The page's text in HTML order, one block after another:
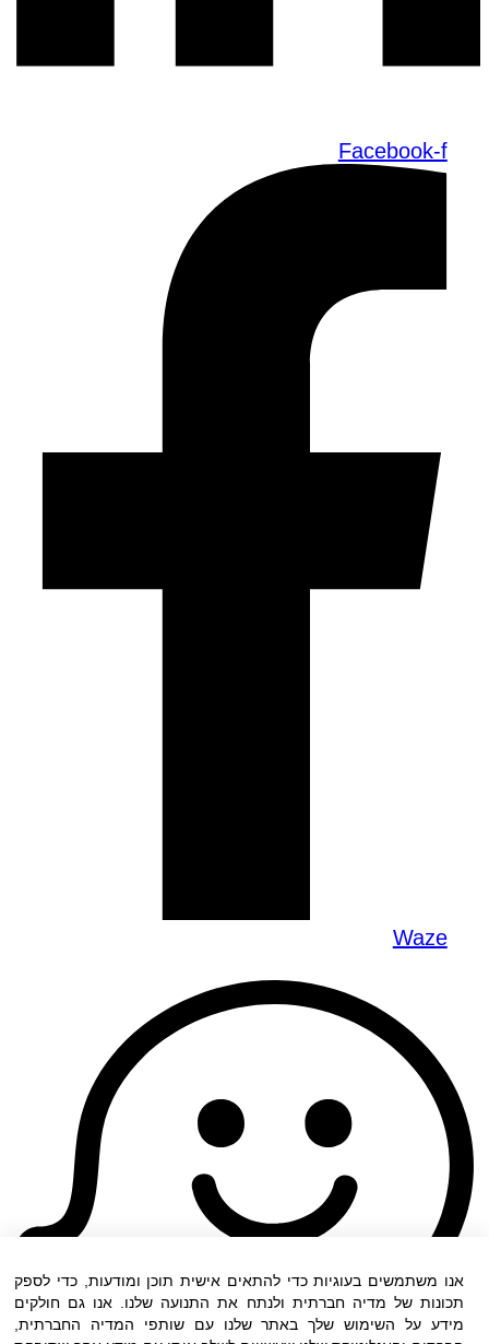
Facebook-f
Waze
אנו משתמשים בעוגיות כדי להתאים אישית תוכן ומודעות, כדי לספק
תכונות של מדיה חברתית ולנתח את התנועה שלנו. אנו גם חולקים
מידע על השימוש שלך באתר שלנו עם שותפי המדיה החברתית,